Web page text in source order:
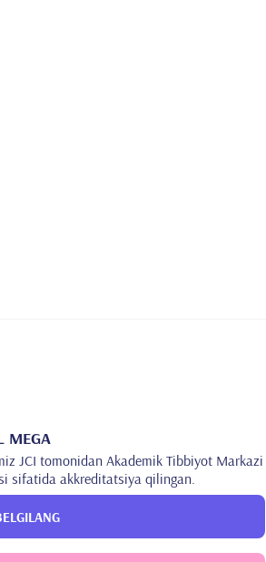
MEGA
JCI tomonidan Akademik Tibbiyot Markazi
sifatida akkreditatsiya qilingan.